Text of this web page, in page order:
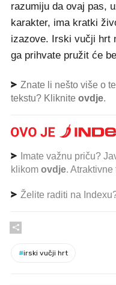
razumiju da ovaj pas,
karakter, ima kratki
izazove. Irski vučji hrt
ga prihvate pružit će
Znate li nešto više o
tekstu? Kliknite ovdje.
Imate važnu priču?
klikom ovdje.
Želite raditi na
#irski vučji hrt